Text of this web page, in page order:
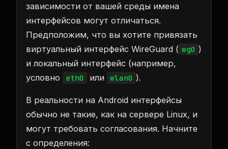
зависимости от вашей среды имена
интерфейсов могут отличаться.
Предположим, что вы хотите привязать
виртуальный интерфейс WireGuard ( wg0 )
и локальный интерфейс (например,
условно
eth0 или wlan0 ).
В реальности на Android интерфейсы
обычно не такие, как на сервере Linux, и
могут требовать согласования. Начните
с определения: